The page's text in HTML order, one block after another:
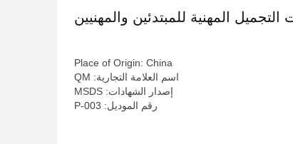
التجميل المهنية للمبتدئين والمهنيين
Place of Origin: China
اسم العلامة التجارية: QM
إصدار الشهادات: MSDS
رقم الموديل: P-003